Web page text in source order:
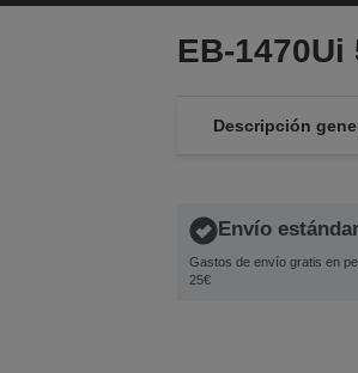
EB-1470Ui
Descripción
Envío
Gastos de envío gratis en
25€